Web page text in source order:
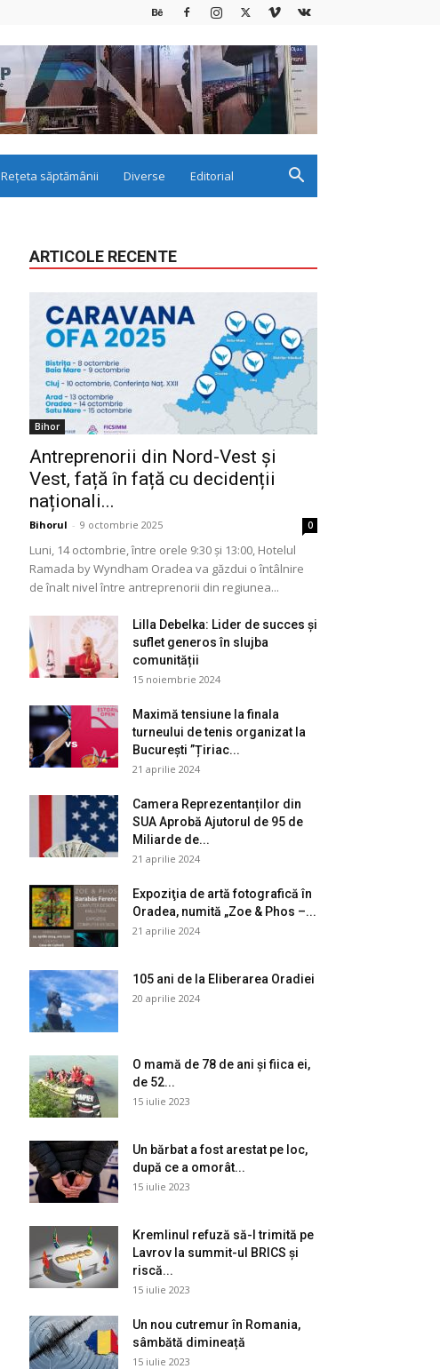
Rețeta săptămânii Diverse Editorial
ARTICOLE RECENTE
Bihor
Antreprenorii din Nord-Vest și
Vest, față în față cu decidenții
naționali...
Bihorul - 9 octombrie 2025 0
Luni, 14 octombrie, între orele 9:30 și 13:00, Hotelul
Ramada by Wyndham Oradea va găzdui o întâlnire
de înalt nivel între antreprenorii din regiunea...
Lilla Debelka: Lider de succes și
suflet generos în slujba
comunității
15 noiembrie 2024
Maximă tensiune la finala
turneului de tenis organizat la
București ”Țiriac...
21 aprilie 2024
Camera Reprezentanților din
SUA Aprobă Ajutorul de 95 de
Miliarde de...
21 aprilie 2024
Expoziţia de artă fotografică în
Oradea, numită „Zoe & Phos –...
21 aprilie 2024
105 ani de la Eliberarea Oradiei
20 aprilie 2024
O mamă de 78 de ani și fiica ei,
de 52...
15 iulie 2023
Un bărbat a fost arestat pe loc,
după ce a omorât...
15 iulie 2023
Kremlinul refuză să-l trimită pe
Lavrov la summit-ul BRICS și
riscă...
15 iulie 2023
Un nou cutremur în Romania,
sâmbătă dimineață
15 iulie 2023